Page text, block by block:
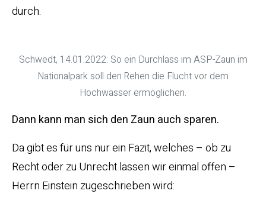
durch.
Schwedt, 14.01.2022: So ein Durchlass im ASP-Zaun im
Nationalpark soll den Rehen die Flucht vor dem
Hochwasser ermöglichen.
Dann kann man sich den Zaun auch sparen.
Da gibt es für uns nur ein Fazit, welches – ob zu
Recht oder zu Unrecht lassen wir einmal offen –
Herrn Einstein zugeschrieben wird: